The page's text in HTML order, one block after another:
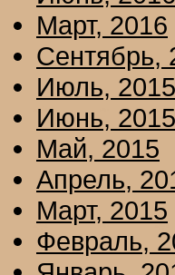
Март, 2016
Сентябрь,
Июль, 2015
Июнь, 2015
Май, 2015
Апрель,
Март, 2015
Февраль,